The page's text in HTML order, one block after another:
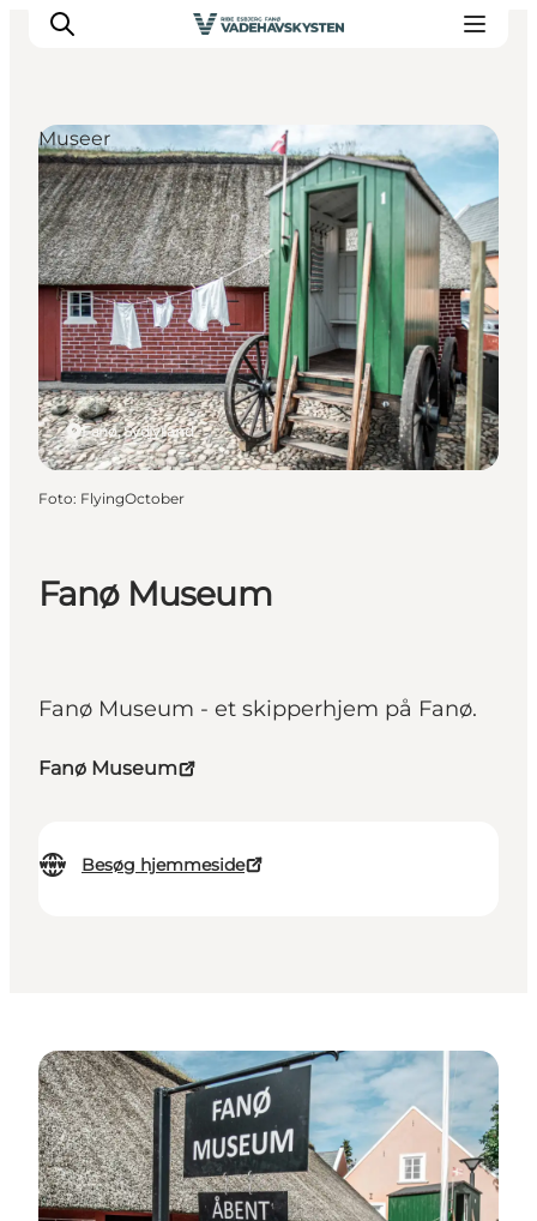
Oplev Ribe
Oplev Esbjerg
Oplev Fanø
Oplev Mandø
Oplev Vadehavet
Det Sker
Fanø Museum
Fanø Museum - et skipperhjem på Fanø.
Fanø Museum
Besøg hjemmeside
Fanø, Sydjylland
Museer
Foto: FlyingOctober